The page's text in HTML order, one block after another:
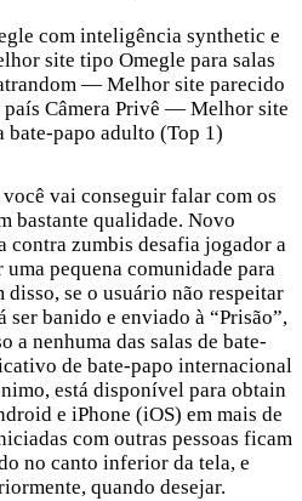
com inteligência synthetic e
site tipo Omegle para salas
— Melhor site parecido
Câmera Privê — Melhor site
bate-papo adulto (Top 1)
vai conseguir falar com os
bastante qualidade. Novo
contra zumbis desafia jogador a
pequena comunidade para
se o usuário não respeitar
ser banido e enviado à “Prisão”,
a nenhuma das salas de bate-
de bate-papo internacional
está disponível para obtain
e iPhone (iOS) em mais de
com outras pessoas ficam
no canto inferior da tela, e
quando desejar.